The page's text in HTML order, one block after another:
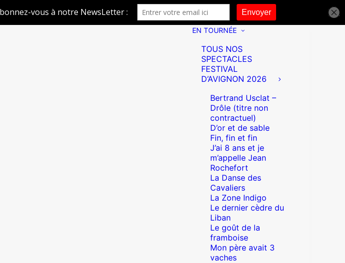
EN TOURNÉE
TOUS NOS
SPECTACLES
FESTIVAL
D’AVIGNON 2026
Bertrand Usclat –
Drôle (titre non
contractuel)
D’or et de sable
Fin, fin et fin
J’ai 8 ans et je
m’appelle Jean
Rochefort
La Danse des
Cavaliers
La Zone Indigo
Le dernier cèdre du
Liban
Le goût de la
framboise
Mon père avait 3
vaches